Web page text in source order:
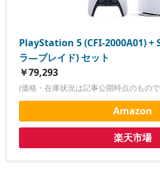
PlayStation 5 (CFI-2000A01) +
ラ―ブレイド) セット
￥79,293
(価格・在庫状況は記事公開時点のもの
Amazon
楽天市場